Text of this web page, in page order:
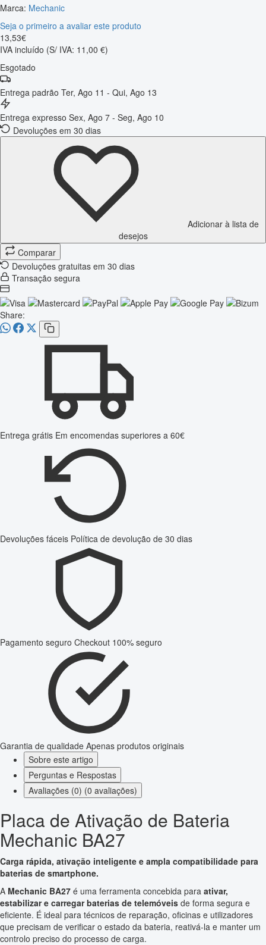
Marca: Mechanic
Seja o primeiro a avaliar este produto
13,53€
IVA incluído (S/ IVA: 11,00 €)
Esgotado
Entrega padrão Ter, Ago 11 - Qui, Ago 13
Entrega expresso Sex, Ago 7 - Seg, Ago 10
Devoluções em 30 dias
Adicionar à lista de
desejos
Comparar
Devoluções gratuitas em 30 dias
Transação segura
Share:
Entrega grátis Em encomendas superiores a 60€
Devoluções fáceis Política de devolução de 30 dias
Pagamento seguro Checkout 100% seguro
Garantia de qualidade Apenas produtos originais
Sobre este artigo
Perguntas e Respostas
Avaliações (0) (0 avaliações)
Placa de Ativação de Bateria
Mechanic BA27
Carga rápida, ativação inteligente e ampla compatibilidade para
baterias de smartphone.
A Mechanic BA27 é uma ferramenta concebida para ativar,
estabilizar e carregar baterias de telemóveis de forma segura e
eficiente. É ideal para técnicos de reparação, oficinas e utilizadores
que precisam de verificar o estado da bateria, reativá-la e manter um
controlo preciso do processo de carga.